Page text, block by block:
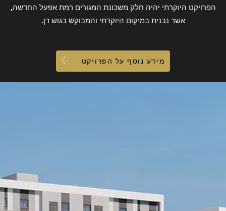
הפרויקט היוקרתי יהיה חלק משכונת המגורים רמת אפעל החדשה,
אשר נבנית במיקום היוקרתי והמבוקש בגוש דן.
מידע נוסף על הפרויקט